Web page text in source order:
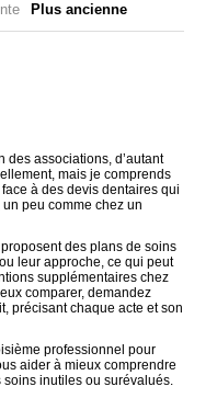
Plus ancienne
des associations, d’autant
mais je comprends
à des devis dentaires qui
peu comme chez un
des plans de soins
leur approche, ce qui peut
supplémentaires chez
comparer, demandez
précisant chaque acte et son
professionnel pour
aider à mieux comprendre
soins inutiles ou surévalués.